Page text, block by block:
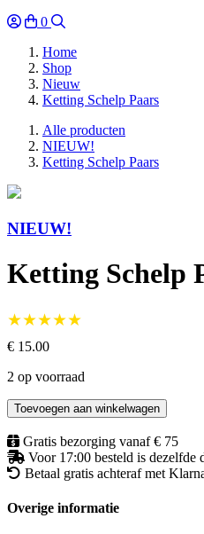
0
Home
Shop
Nieuw
Ketting Schelp Paars
Alle producten
NIEUW!
Ketting Schelp Paars
NIEUW!
Ketting Schelp
★★★★★
€ 15.00
2 op voorraad
Toevoegen aan winkelwagen
Gratis bezorging vanaf € 75
Voor 17:00 besteld is dezelfde
Betaal gratis achteraf met
Overige informatie